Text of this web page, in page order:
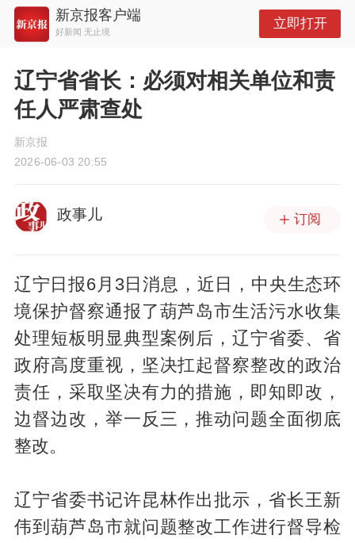
新京报客户端
好新闻 无止境
立即打开
辽宁省省长：必须对相关单位和责
任人严肃查处
新京报
2026-06-03 20:55
政事儿 订阅
辽宁日报6月3日消息，近日，中央生态环
境保护督察通报了葫芦岛市生活污水收集
处理短板明显典型案例后，辽宁省委、省
政府高度重视，坚决扛起督察整改的政治
责任，采取坚决有力的措施，即知即改，
边督边改，举一反三，推动问题全面彻底
整改。
辽宁省委书记许昆林作出批示，省长王新
伟到葫芦岛市就问题整改工作进行督导检